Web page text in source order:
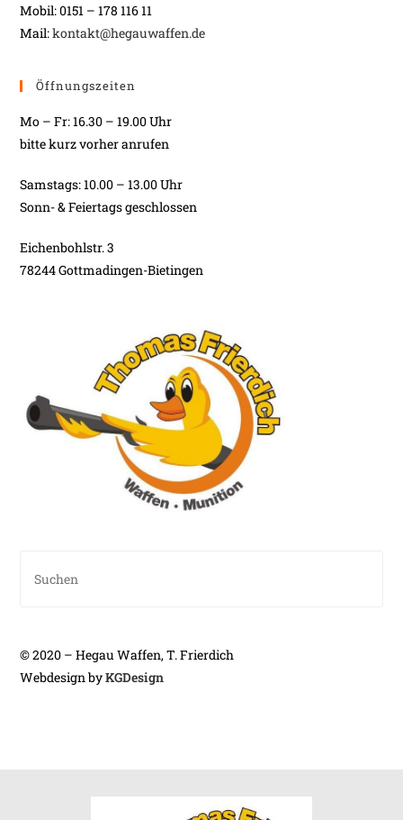
Mobil: 0151 – 178 116 11
Mail:kontakt@hegauwaffen.de
Öffnungszeiten
Mo – Fr: 16.30 – 19.00 Uhr
bitte kurz vorher anrufen
Samstags: 10.00 – 13.00 Uhr
Sonn- & Feiertags geschlossen
Eichenbohlstr. 3
78244 Gottmadingen-Bietingen
© 2020 – Hegau Waffen, T. Frierdich
Webdesign byKGDesign